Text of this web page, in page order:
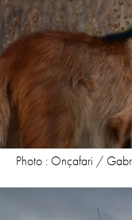
Photo : Onçafari /